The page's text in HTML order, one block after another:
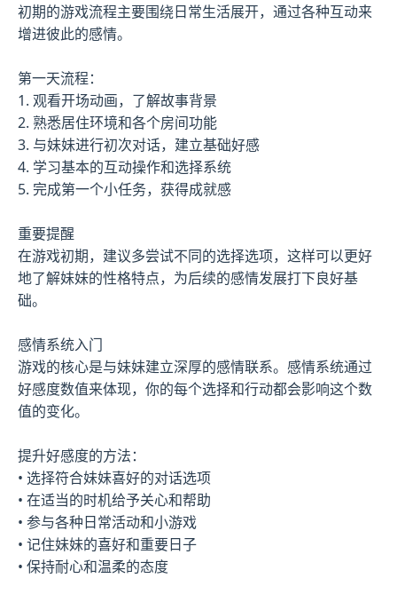
初期的游戏流程主要围绕日常生活展开，通过各种互动来
增进彼此的感情。
第一天流程：
1. 观看开场动画，了解故事背景
2. 熟悉居住环境和各个房间功能
3. 与妹妹进行初次对话，建立基础好感
4. 学习基本的互动操作和选择系统
5. 完成第一个小任务，获得成就感
重要提醒
在游戏初期，建议多尝试不同的选择选项，这样可以更好
地了解妹妹的性格特点，为后续的感情发展打下良好基
础。
感情系统入门
游戏的核心是与妹妹建立深厚的感情联系。感情系统通过
好感度数值来体现，你的每个选择和行动都会影响这个数
值的变化。
提升好感度的方法：
• 选择符合妹妹喜好的对话选项
• 在适当的时机给予关心和帮助
• 参与各种日常活动和小游戏
• 记住妹妹的喜好和重要日子
• 保持耐心和温柔的态度